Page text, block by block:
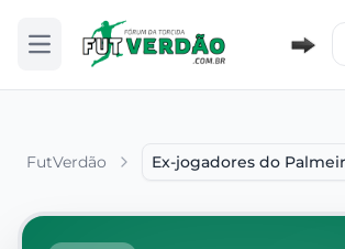
Abrir menu
FutVerdão Ex-jogadores do